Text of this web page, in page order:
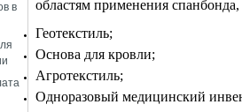
в
областям применения
Геотекстиль;
Основа для кровли;
Агротекстиль;
Одноразовый медицинский